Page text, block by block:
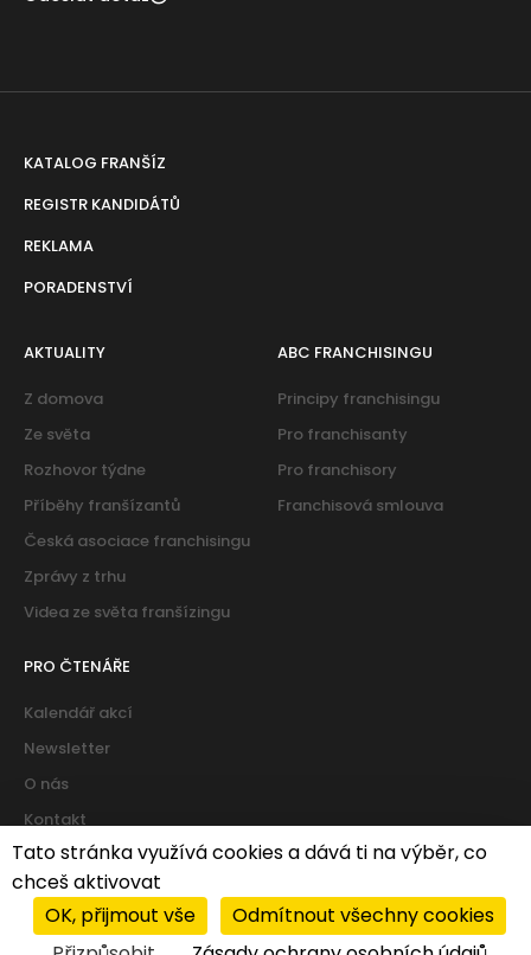
KATALOG FRANŠÍZ
REGISTR KANDIDÁTŮ
REKLAMA
PORADENSTVÍ
AKTUALITY
Z domova
Ze světa
Rozhovor týdne
Příběhy franšízantů
Česká asociace franchisingu
Zprávy z trhu
Videa ze světa franšízingu
ABC FRANCHISINGU
Principy franchisingu
Pro franchisanty
Pro franchisory
Franchisová smlouva
PRO ČTENÁŘE
Kalendář akcí
Newsletter
O nás
Kontakt
Cookies|Zásady ochrany osobních údajů
© 2026 PROFIT system franchise services s.r.o. All rights
Tato stránka využívá cookies a dává ti na výběr, co
chceš aktivovat
OK, přijmout vše
Odmítnout všechny cookies